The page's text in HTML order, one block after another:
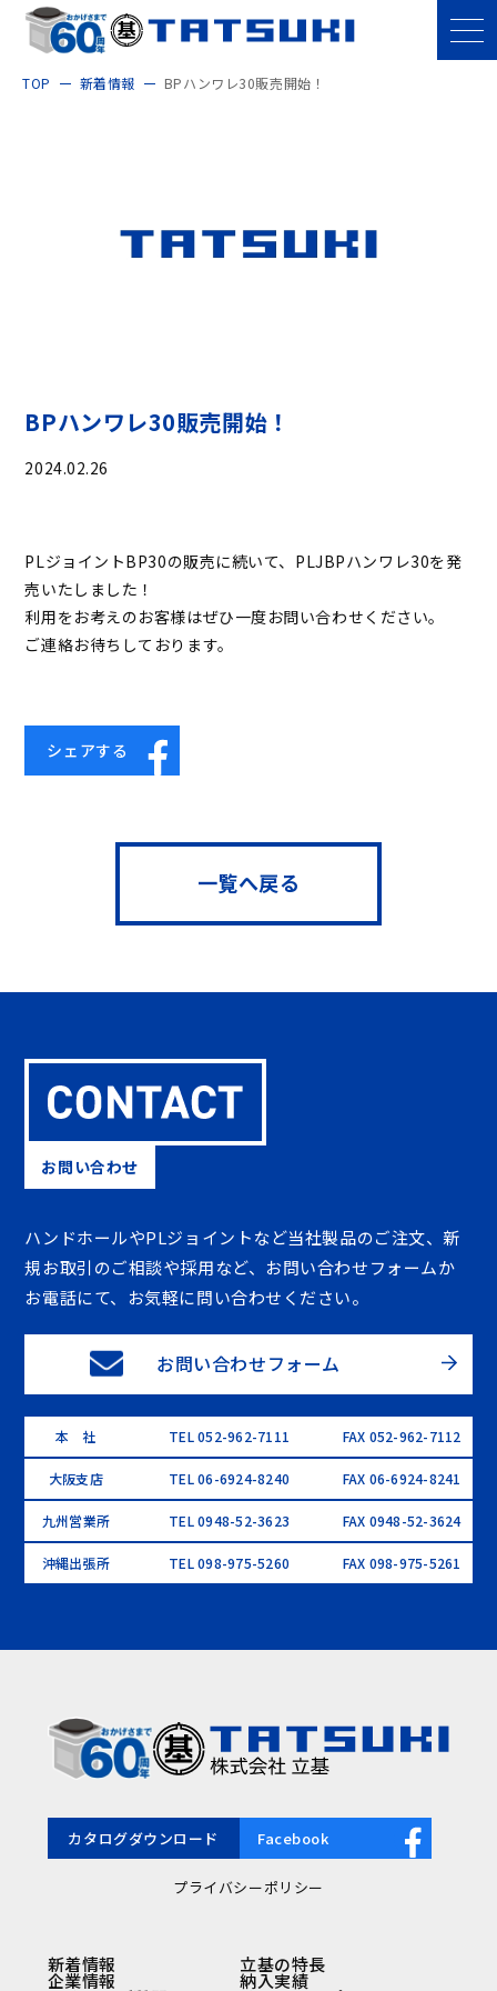
TOP 新着情報 BPハンワレ30販売開始！
BPハンワレ30販売開始！
2024.02.26
PLジョイントBP30の販売に続いて、PLJBPハンワレ30を発
売いたしました！
利用をお考えのお客様はぜひ一度お問い合わせください。
ご連絡お待ちしております。
シェアする
一覧へ戻る
お問い合わせ
ハンドホールやPLジョイントなど当社製品のご注文、新
規お取引のご相談や採用など、お問い合わせフォームか
お電話にて、お気軽に問い合わせください。
お問い合わせフォーム
本 社 TEL 052-962-7111 FAX 052-962-7112
大阪支店 TEL 06-6924-8240 FAX 06-6924-8241
九州営業所 TEL 0948-52-3623 FAX 0948-52-3624
沖縄出張所 TEL 098-975-5260 FAX 098-975-5261
カタログダウンロード Facebook
プライバシーポリシー
新着情報 立基の特長
企業情報 納入実績